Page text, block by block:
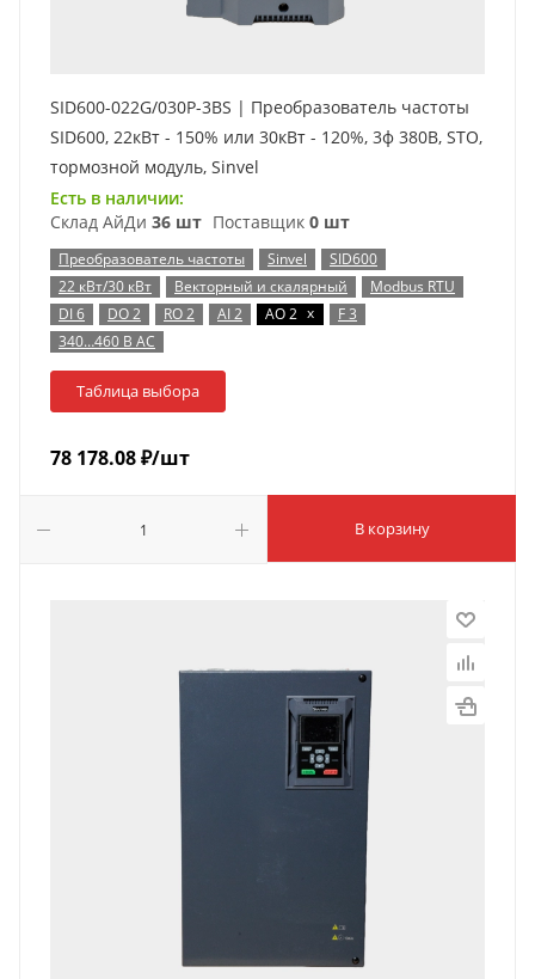
SID600-022G/030P-3BS | Преобразователь частоты
SID600, 22кВт - 150% или 30кВт - 120%, 3ф 380В, STO,
тормозной модуль, Sinvel
Есть в наличии:
Склад АйДи 36 шт Поставщик 0 шт
Преобразователь частоты Sinvel
SID600
22 кВт/30 кВт
Векторный и скалярный
Modbus RTU
DI 6
DO 2 RO 2 AI 2 AO 2 x
F 3
340…460 В AC
Таблица выбора
78 178.08₽/шт
В корзину